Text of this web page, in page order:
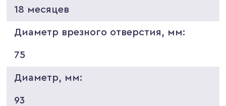
18 месяцев
Диаметр врезного отверстия, мм:
75
Диаметр, мм:
93